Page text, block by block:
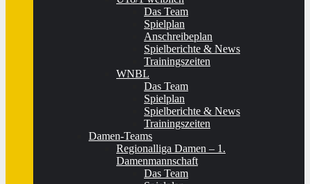
Das Team
Spielplan
Anschreibeplan
Spielberichte & News
Trainingszeiten
WNBL
Das Team
Spielplan
Spielberichte & News
Trainingszeiten
Damen-Teams
Regionalliga Damen – 1.
Damenmannschaft
Das Team